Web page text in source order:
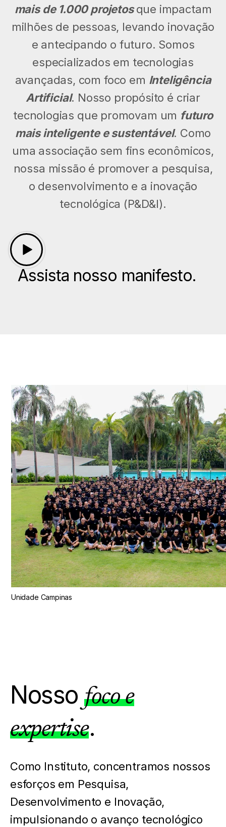
mais de 1.000 projetos que impactam
milhões de pessoas, levando inovação
e antecipando o futuro. Somos
especializados em tecnologias
avançadas, com foco em Inteligência
Artificial. Nosso propósito é criar
tecnologias que promovam um futuro
mais inteligente e sustentável. Como
uma associação sem fins econômicos,
nossa missão é promover a pesquisa,
o desenvolvimento e a inovação
tecnológica (P&D&I).
Assista nosso manifesto.
Unidade Campinas
Nossofoco e
expertise.
Como Instituto, concentramos nossos
esforços em Pesquisa,
Desenvolvimento e Inovação,
impulsionando o avanço tecnológico